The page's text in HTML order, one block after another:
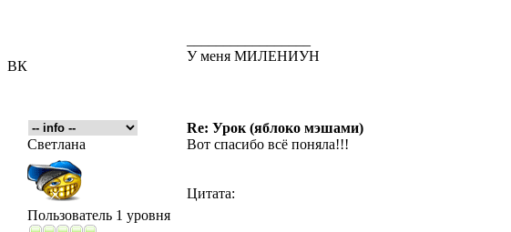
ВК
У меня МИЛЕНИУН
Re: Урок (яблоко мэшами)
Светлана
Пользователь 1 уровня
Вот спасибо всё поняла!!!
Цитата: